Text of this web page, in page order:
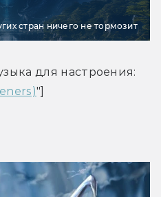
стран ничего не тормозит
"]